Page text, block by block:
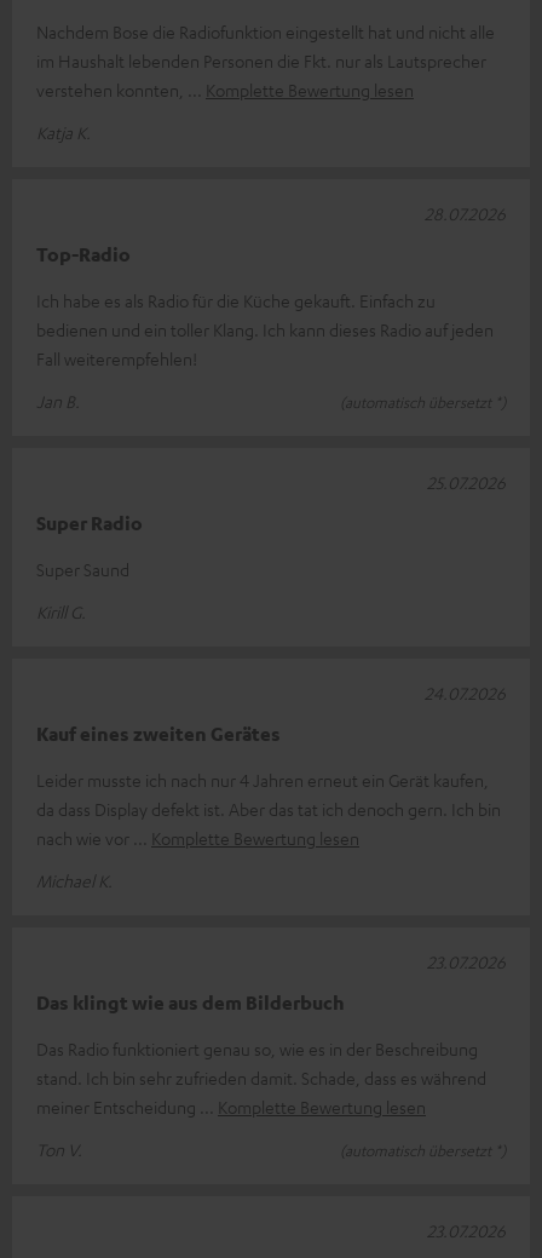
Nachdem Bose die Radiofunktion eingestellt hat und nicht alle
im Haushalt lebenden Personen die Fkt. nur als Lautsprecher
verstehen konnten,
Komplette Bewertung lesen
Katja K.
Top-Radio
Ich habe es als Radio für die Küche gekauft. Einfach zu
bedienen und ein toller Klang. Ich kann dieses Radio auf jeden
Fall weiterempfehlen!
Jan B.
(automatisch übersetzt *)
28.07.2026
Super Radio
Super Saund
Kirill G.
25.07.2026
Kauf eines zweiten Gerätes
Leider musste ich nach nur 4 Jahren erneut ein Gerät kaufen,
da dass Display defekt ist. Aber das tat ich denoch gern. Ich bin
nach wie vor
Komplette Bewertung lesen
Michael K.
24.07.2026
Das klingt wie aus dem Bilderbuch
Das Radio funktioniert genau so, wie es in der Beschreibung
stand. Ich bin sehr zufrieden damit. Schade, dass es während
meiner Entscheidung
Komplette Bewertung lesen
Ton V.
(automatisch übersetzt *)
23.07.2026
23.07.2026